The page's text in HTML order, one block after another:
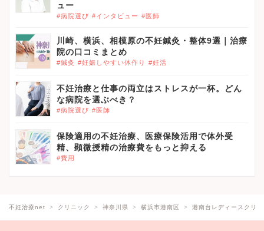
ュー
#病院選び #インタビュー #医師
川崎、横浜、相模原の不妊鍼灸・整体9選｜治療
院の口コミまとめ
#鍼灸 #妊娠しやすい体作り #妊活
不妊治療と仕事の両立はストレスが一杯。どん
な病院を選ぶべき？
#病院選び #医師
保険適用の不妊治療、医療保険活用で体外受
精、顕微授精の治療費をもっと抑える
#費用
不妊治療net クリニック 神奈川県 横浜市港南区 港南台レディースクリ